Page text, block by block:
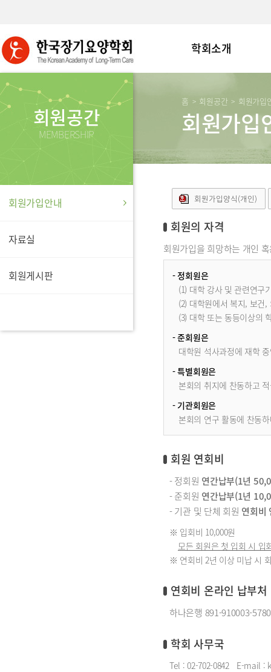
학회소개
홈 > 회원공간 > 회원가입
회원가입
회원공간
MEMBERSHIP
회원가입안내
자료실
회원게시판
회원가입양식(개인)
회원의 자격
회원가입을 희망하는 개인
- 정회원은
(1) 대학 강사 및 관련연구
(2) 대학원에서 복지, 보건
(3) 대학 또는 동등이상의
- 준회원은
대학원 석사과정에 재학
- 특별회원은
본회의 취지에 찬동하고
- 기관회원은
본회의 연구 활동에 찬동
회원 연회비
- 정회원 연간납부(1년
- 준회원 연간납부(1년
- 기관 및 단체 회원 연회비
※ 입회비 10,000원
모든 회원은 첫 입회 시 입
※ 연회비 2년 이상 미납 시
연회비 온라인 납부처
하나은행 891-910003-
학회 사무국
Tel : 02-702-0842 E-mail :